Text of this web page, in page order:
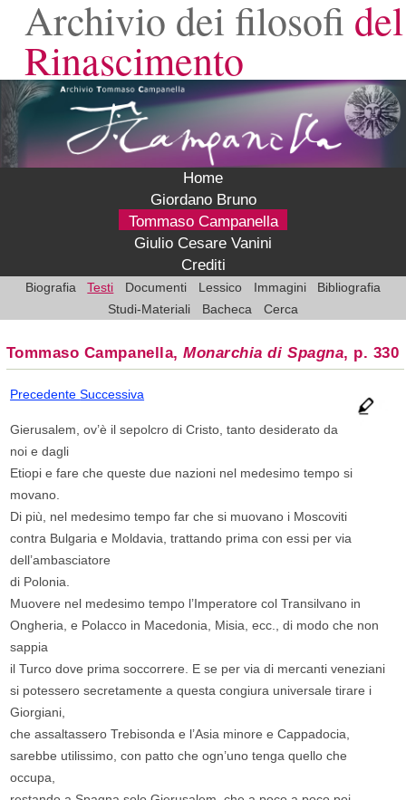
Archivio dei filosofi del
Rinascimento
Home
Giordano Bruno
Tommaso Campanella
Giulio Cesare Vanini
Crediti
Biografia Testi Documenti Lessico Immagini
Bibliografia
Studi-Materiali
Bacheca Cerca
Tommaso Campanella,Monarchia di Spagna, p. 330
PrecedenteSuccessiva
Gierusalem, ov’è il sepolcro di Cristo, tanto desiderato da
noi e dagli
Etiopi e fare che queste due nazioni nel medesimo tempo si
movano.
Di più, nel medesimo tempo far che si muovano i Moscoviti
contra Bulgaria e Moldavia, trattando prima con essi per via
dell’ambasciatore
di Polonia.
Muovere nel medesimo tempo l’Imperatore col Transilvano in
Ongheria, e Polacco in Macedonia, Misia, ecc., di modo che non
sappia
il Turco dove prima soccorrere. E se per via di mercanti veneziani
si potessero secretamente a questa congiura universale tirare i
Giorgiani,
che assaltassero Trebisonda e l’Asia minore e Cappadocia,
sarebbe utilissimo, con patto che ogn’uno tenga quello che
occupa,